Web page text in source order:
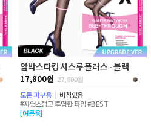
압박스타킹 시스루 플러스 - 블랙
17,800원 27,800원
모든 피부용
비침있음
#자연스럽고 투명한 타입 #BEST
[여름용]